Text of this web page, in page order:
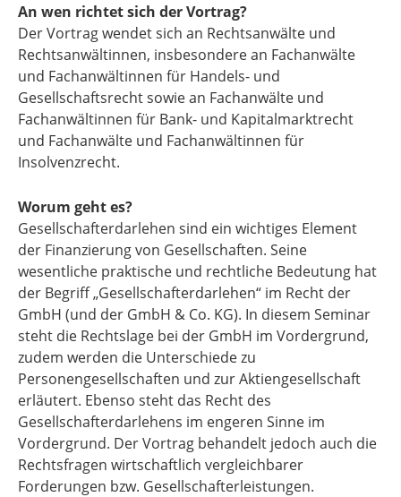
An wen richtet sich der Vortrag?
Der Vortrag wendet sich an Rechtsanwälte und
Rechtsanwältinnen, insbesondere an Fachanwälte
und Fachanwältinnen für Handels- und
Gesellschaftsrecht sowie an Fachanwälte und
Fachanwältinnen für Bank- und Kapitalmarktrecht
und Fachanwälte und Fachanwältinnen für
Insolvenzrecht.
Worum geht es?
Gesellschafterdarlehen sind ein wichtiges Element
der Finanzierung von Gesellschaften. Seine
wesentliche praktische und rechtliche Bedeutung hat
der Begriff „Gesellschafterdarlehen“ im Recht der
GmbH (und der GmbH & Co. KG). In diesem Seminar
steht die Rechtslage bei der GmbH im Vordergrund,
zudem werden die Unterschiede zu
Personengesellschaften und zur Aktiengesellschaft
erläutert. Ebenso steht das Recht des
Gesellschafterdarlehens im engeren Sinne im
Vordergrund. Der Vortrag behandelt jedoch auch die
Rechtsfragen wirtschaftlich vergleichbarer
Forderungen bzw. Gesellschafterleistungen.